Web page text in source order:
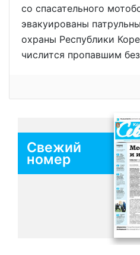
со спасательного
эвакуированы
охраны Республики
числится пропавшим
Свежий
номер